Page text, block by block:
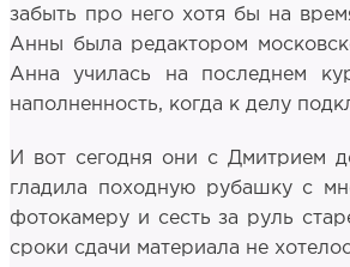
забыть про него хотя бы на
Анны была редактором
Анна училась на последнем
наполненность, когда к делу
И вот сегодня они с Дмитрием
гладила походную рубашку с
фотокамеру и сесть за руль
сроки сдачи материала не